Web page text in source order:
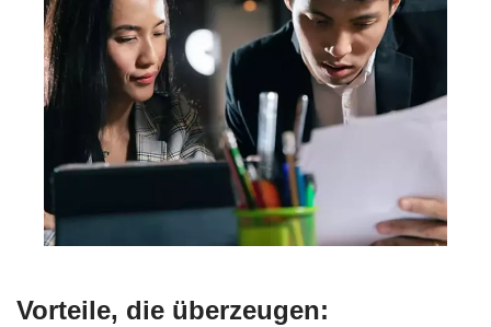
Vorteile, die überzeugen: